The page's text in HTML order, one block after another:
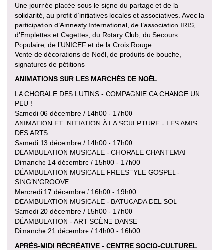
Une journée placée sous le signe du partage et de la
solidarité, au profit d’initiatives locales et associatives. Avec la
participation d’Amnesty International, de l’association IRIS,
d’Emplettes et Cagettes, du Rotary Club, du Secours
Populaire, de l’UNICEF et de la Croix Rouge.
Vente de décorations de Noël, de produits de bouche,
signatures de pétitions
ANIMATIONS SUR LES MARCHÉS DE NOËL
LA CHORALE DES LUTINS - COMPAGNIE CA CHANGE UN
PEU !
Samedi 06 décembre / 14h00 - 17h00
ANIMATION ET INITIATION À LA SCULPTURE - LES AMIS
DES ARTS
Samedi 13 décembre / 14h00 - 17h00
DÉAMBULATION MUSICALE - CHORALE CHANTEMAI
Dimanche 14 décembre / 15h00 - 17h00
DÉAMBULATION MUSICALE FREESTYLE GOSPEL -
SING’N’GROOVE
Mercredi 17 décembre / 16h00 - 19h00
DÉAMBULATION MUSICALE - BATUCADA DEL SOL
Samedi 20 décembre / 15h00 - 17h00
DÉAMBULATION - ART SCÈNE DANSE
Dimanche 21 décembre / 14h00 - 16h00
APRÈS-MIDI RÉCRÉATIVE - CENTRE SOCIO-CULTUREL